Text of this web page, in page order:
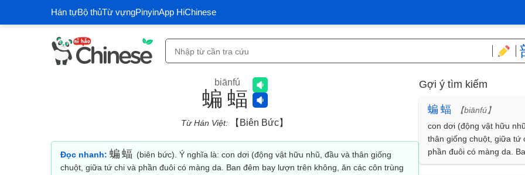
Hán tựBộ thủTừ vựngPinyinApp HiChinese
蝙蝠
biānfú
Từ Hán Việt: 【biên Bức】
Đọc nhanh: 蝙蝠 (biên bức). Ý nghĩa là: con dơi (động vật hữu nhũ, đầu và thân giống
chuột, giữa tứ chi và phần đuôi có màng da. Ban đêm bay lượn trên không, ăn các côn trùng
Gợi ý tìm kiếm
蝙 蝠
【biānfú】
con dơi (động vật hữu
thân giống chuột, giữa tứ
phần đuôi có màng da.
bay lượn trên không, ăn